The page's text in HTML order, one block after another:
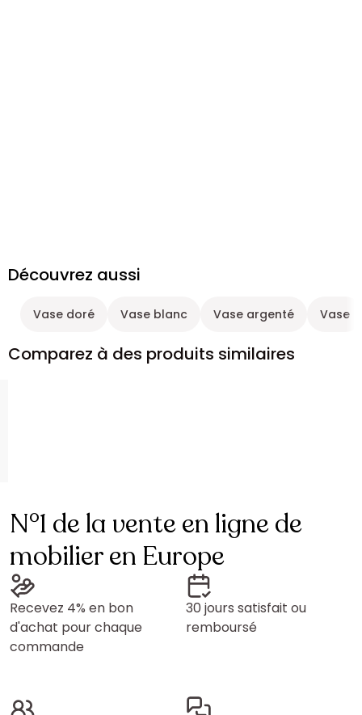
Découvrez aussi
Vase doré Vase blanc Vase argenté Vase
Comparez à des produits similaires
N°1 de la vente en ligne de
mobilier en Europe
Recevez 4% en bon
d'achat pour chaque
commande
30 jours satisfait ou
remboursé